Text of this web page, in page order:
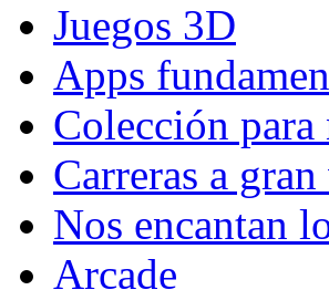
Juegos 3D
Apps
Colección para
Carreras a
Nos encantan
Arcade